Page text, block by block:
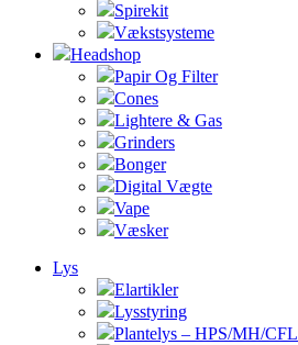
Spirekit
Vækstsysteme
Headshop
Papir Og Filter
Cones
Lightere & Gas
Grinders
Bonger
Digital Vægte
Vape
Væsker
Lys
Elartikler
Lysstyring
Plantelys – HPS/MH/CFL